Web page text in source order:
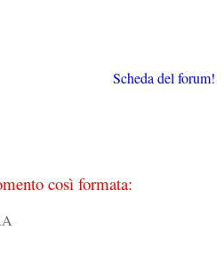
Scheda del forum!
così formata: